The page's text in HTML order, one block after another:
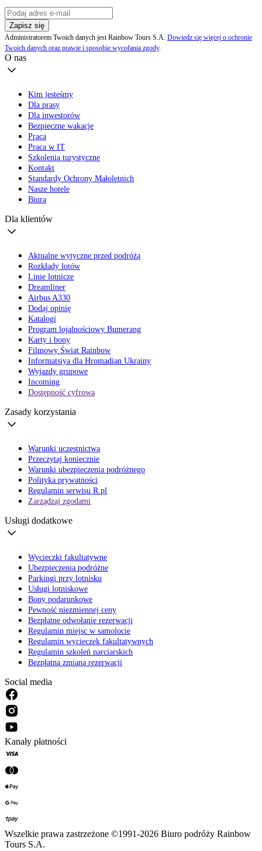
Zapisz się
Administratorem Twoich danych jest Rainbow Tours S.A. Dowiedz się więcej o ochronie
Twoich danych oraz prawie i sposobie wycofania zgody.
O nas
Kim jesteśmy
Dla prasy
Dla inwestorów
Bezpieczne wakacje
Praca
Praca w IT
Szkolenia turystyczne
Kontakt
Standardy Ochrony Małoletnich
Nasze hotele
Biura
Dla klientów
Aktualne wytyczne przed podróżą
Rozkłady lotów
Linie lotnicze
Dreamliner
Airbus A330
Dodaj opinię
Katalogi
Program lojalnościowy Bumerang
Karty i bony
Filmowy Świat Rainbow
Informatsiya dla Hromadian Ukrainy
Wyjazdy grupowe
Incoming
Dostępność cyfrowa
Zasady korzystania
Warunki uczestnictwa
Przeczytaj koniecznie
Warunki ubezpieczenia podróżnego
Polityka prywatności
Regulamin serwisu R.pl
Zarządzaj zgodami
Usługi dodatkowe
Wycieczki fakultatywne
Ubezpieczenia podróżne
Parkingi przy lotnisku
Usługi lotniskowe
Bony podarunkowe
Pewność niezmiennej ceny
Bezpłatne odwołanie rezerwacji
Regulamin miejsc w samolocie
Regulamin wycieczek fakultatywnych
Regulamin szkoleń narciarskich
Bezpłatna zmiana rezerwacji
Social media
Kanały płatności
Wszelkie prawa zastrzeżone ©1991-2026 Biuro podróży Rainbow
Tours S.A.